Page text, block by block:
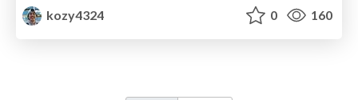
kozy4324
0 160